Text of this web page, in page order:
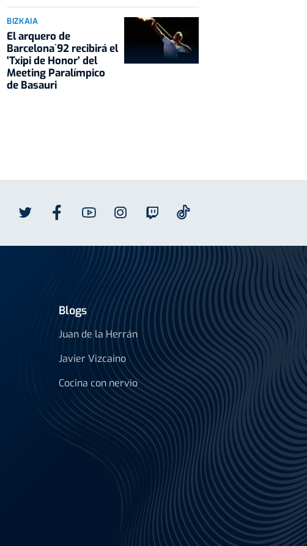
BIZKAIA
El arquero de
Barcelona´92 recibirá el
'Txipi de Honor' del
Meeting Paralímpico
de Basauri
Blogs
Juan de la Herrán
Javier Vizcaino
Cocina con nervio